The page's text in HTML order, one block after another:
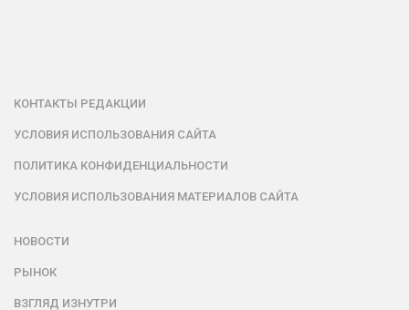
КОНТАКТЫ РЕДАКЦИИ
УСЛОВИЯ ИСПОЛЬЗОВАНИЯ САЙТА
ПОЛИТИКА КОНФИДЕНЦИАЛЬНОСТИ
УСЛОВИЯ ИСПОЛЬЗОВАНИЯ МАТЕРИАЛОВ САЙТА
НОВОСТИ
РЫНОК
ВЗГЛЯД ИЗНУТРИ